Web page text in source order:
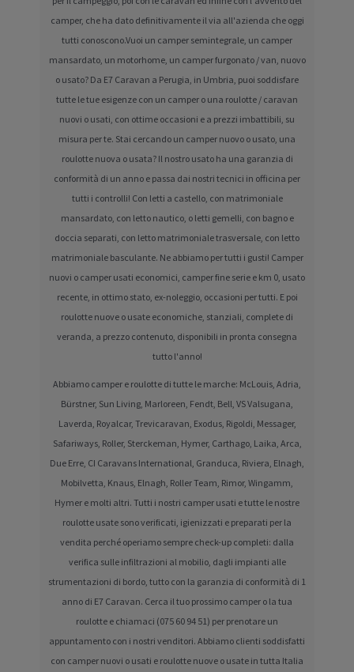
camper, che ha dato definitivamente il via all'azienda che oggi
tutti conoscono.Vuoi un camper semintegrale, un camper
mansardato, un motorhome, un camper furgonato / van, nuovo
o usato? Da E7 Caravan a Perugia, in Umbria, puoi soddisfare
tutte le tue esigenze con un camper o una roulotte / caravan
nuovi o usati, con ottime occasioni e a prezzi imbattibili, su
misura per te. Stai cercando un camper nuovo o usato, una
roulotte nuova o usata? Il nostro usato ha una garanzia di
conformità di un anno e passa dai nostri tecnici in officina per
tutti i controlli! Con letti a castello, con matrimoniale
mansardato, con letto nautico, o letti gemelli, con bagno e
doccia separati, con letto matrimoniale trasversale, con letto
matrimoniale basculante. Ne abbiamo per tutti i gusti! Camper
nuovi o camper usati economici, camper fine serie e km 0, usato
recente, in ottimo stato, ex-noleggio, occasioni per tutti. E poi
roulotte nuove o usate economiche, stanziali, complete di
veranda, a prezzo contenuto, disponibili in pronta consegna
tutto l'anno!
Abbiamo camper e roulotte di tutte le marche: McLouis, Adria,
Bürstner, Sun Living, Marloreen, Fendt, Bell, VS Valsugana,
Laverda, Royalcar, Trevicaravan, Exodus, Rigoldi, Messager,
Safariways, Roller, Sterckeman, Hymer, Carthago, Laika, Arca,
Due Erre, CI Caravans International, Granduca, Riviera, Elnagh,
Mobilvetta, Knaus, Elnagh, Roller Team, Rimor, Wingamm,
Hymer e molti altri. Tutti i nostri camper usati e tutte le nostre
roulotte usate sono verificati, igienizzati e preparati per la
vendita perché operiamo sempre check-up completi: dalla
verifica sulle infiltrazioni al mobilio, dagli impianti alle
strumentazioni di bordo, tutto con la garanzia di conformità di 1
anno di E7 Caravan. Cerca il tuo prossimo camper o la tua
roulotte e chiamaci (075 60 94 51) per prenotare un
appuntamento con i nostri venditori. Abbiamo clienti soddisfatti
con camper nuovi o usati e roulotte nuove o usate in tutta Italia